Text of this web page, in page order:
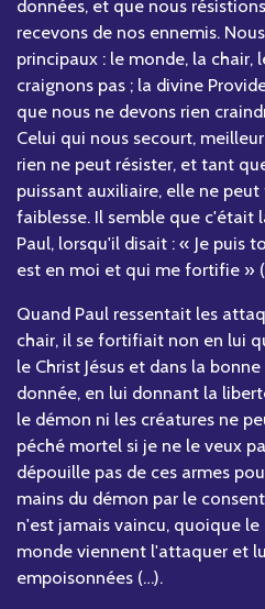
données, et que nous
recevons de nos ennemis.
principaux : le monde, la chair,
craignons pas ; la divine
que nous ne devons rien
Celui qui nous secourt,
rien ne peut résister, et tant
puissant auxiliaire, elle ne
faiblesse. Il semble que c'était
Paul, lorsqu'il disait : « Je puis
est en moi et qui me fortifie »
Quand Paul ressentait les
chair, il se fortifiait non en lui
le Christ Jésus et dans la
donnée, en lui donnant la
le démon ni les créatures ne
péché mortel si je ne le veux
dépouille pas de ces armes
mains du démon par le
n'est jamais vaincu, quoique
monde viennent l'attaquer et
empoisonnées (…).